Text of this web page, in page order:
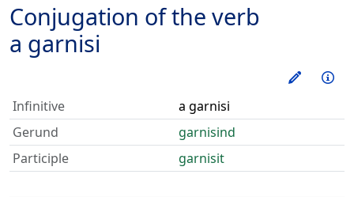
Conjugation of the verb
a garnisi
Train
Infinitive
a garnisi
Gerund
garnisind
Participle
garnisit